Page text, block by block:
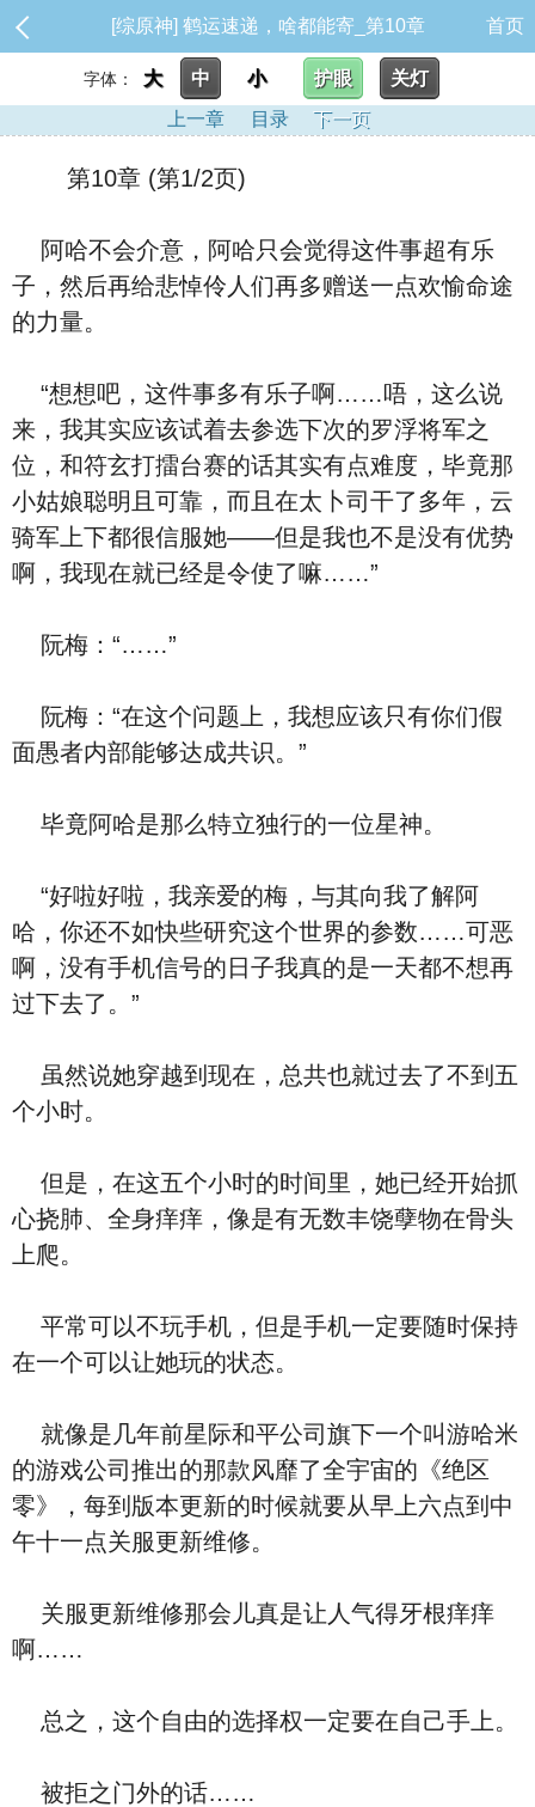
[综原神] 鹤运速递，啥都能寄_第10章 首页
字体： 大 中 小 护眼
关灯
上一章
目录 下一页
第10章 (第1/2页)
阿哈不会介意，阿哈只会觉得这件事超有乐
子，然后再给悲悼伶人们再多赠送一点欢愉命途
的力量。
“想想吧，这件事多有乐子啊……唔，这么说
来，我其实应该试着去参选下次的罗浮将军之
位，和符玄打擂台赛的话其实有点难度，毕竟那
小姑娘聪明且可靠，而且在太卜司干了多年，云
骑军上下都很信服她——但是我也不是没有优势
啊，我现在就已经是令使了嘛……”
阮梅：“……”
阮梅：“在这个问题上，我想应该只有你们假
面愚者内部能够达成共识。”
毕竟阿哈是那么特立独行的一位星神。
“好啦好啦，我亲爱的梅，与其向我了解阿
哈，你还不如快些研究这个世界的参数……可恶
啊，没有手机信号的日子我真的是一天都不想再
过下去了。”
虽然说她穿越到现在，总共也就过去了不到五
个小时。
但是，在这五个小时的时间里，她已经开始抓
心挠肺、全身痒痒，像是有无数丰饶孽物在骨头
上爬。
平常可以不玩手机，但是手机一定要随时保持
在一个可以让她玩的状态。
就像是几年前星际和平公司旗下一个叫游哈米
的游戏公司推出的那款风靡了全宇宙的《绝区
零》，每到版本更新的时候就要从早上六点到中
午十一点关服更新维修。
关服更新维修那会儿真是让人气得牙根痒痒
啊……
总之，这个自由的选择权一定要在自己手上。
被拒之门外的话……